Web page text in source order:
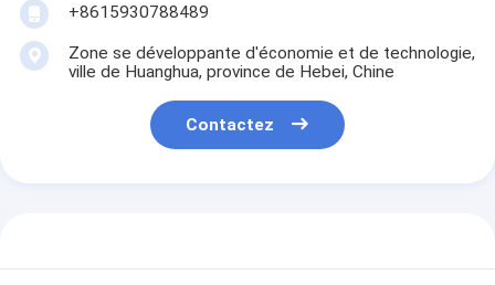
+8615930788489
Zone se développante d'économie et de technologie,
ville de Huanghua, province de Hebei, Chine
Contactez